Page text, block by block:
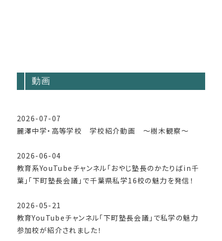
動画
2026-07-07
麗澤中学・高等学校 学校紹介動画 ～樹木観察～
2026-06-04
教育系YouTubeチャンネル「おやじ塾長のかたりばin千
葉」「下町塾長会議」で千葉県私学16校の魅力を発信！
2026-05-21
教育YouTubeチャンネル「下町塾長会議」で私学の魅力
参加校が紹介されました！